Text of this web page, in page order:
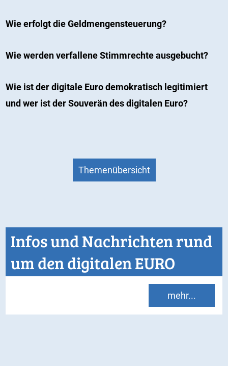
Wie erfolgt die Geldmengensteuerung?
Wie werden verfallene Stimmrechte ausgebucht?
Wie ist der digitale Euro demokratisch legitimiert
und wer ist der Souverän des digitalen Euro?
Themenübersicht
Infos und Nachrichten rund
um den digitalen EURO
mehr...